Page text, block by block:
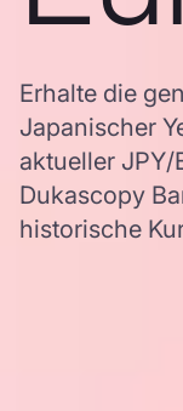
Erhalte die
Japanischer
aktueller JPY/
Dukascopy
historische